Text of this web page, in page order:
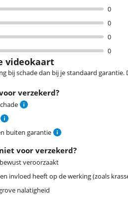
0
0
0
0
videokaart
bij schade dan bij je standaard
verzekerd?
buiten garantie
voor verzekerd?
veroorzaakt
invloed heeft op de werking (zoals
nalatigheid